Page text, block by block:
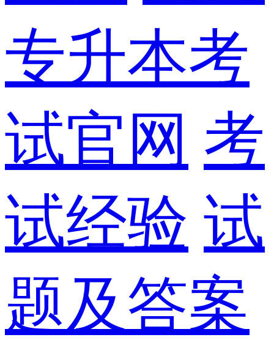
专升本考
试官网 考
试经验 试
题及答案